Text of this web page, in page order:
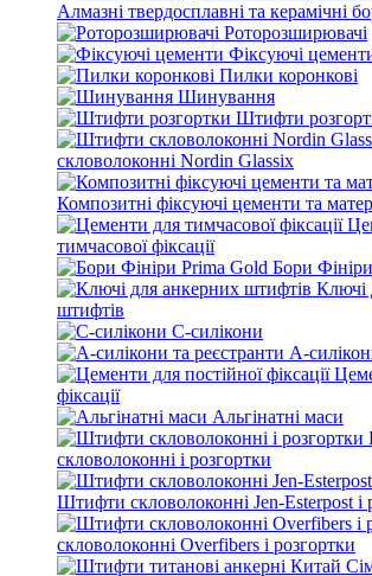
Алмазні твердосплавні та керамічні
Роторозширювачі
Фіксуючі
Пилки коронкові
Шинування
Штифти
скловолоконні Nordin Glassix
Композитні фіксуючі цементи та
тимчасової фіксації
Бори
Ключі
штифтів
С-силікони
А-
фіксації
Альгінатні маси
скловолоконні і розгортки
Штифти скловолоконні Jen-Esterpost і
скловолоконні Overfibers і розгортки